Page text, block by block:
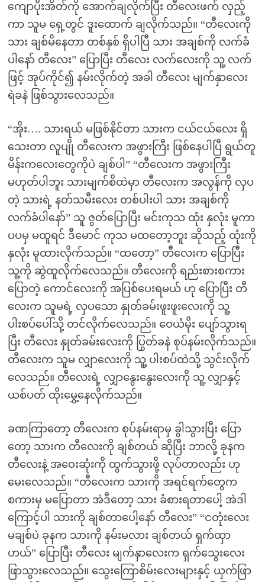
ကျောပိုးအိတ်ကို အောက်ချလိုက်ပြီး တီလေးဖက် လှည့်
ကာ သူမ ရှေ့တွင် ဒူးထောက် ချလိုက်သည်။ “တီလေးကို
သား ချစ်မိနေတာ တစ်နှစ် ရှိပါပြီ သား အချစ်ကို လက်ခံ
ပါနော် တီလေး” ပြောပြီး တီလေး လက်လေးကို သူ့ လက်
ဖြင့် အုပ်ကိုင်၍ နမ်းလိုက်တဲ့ အခါ တီလေး မျက်နှာလေး
ရဲခနဲ ဖြစ်သွားလေသည်။
“အိုး…. သားရယ် မဖြစ်နိုင်တာ သားက ငယ်ငယ်လေး ရှိ
သေးတာ လူပျို တီလေးက အဖွားကြီး ဖြစ်နေပါပြီ ရွယ်တူ
မိန်းကလေးတွေကိုပဲ ချစ်ပါ” “တီလေးက အဖွားကြီး
မဟုတ်ပါဘူး သားမျက်စိထဲမှာ တီလေးက အလွန်ကို လှပ
တဲ့ သားရဲ့ နတ်သမီးလေး တစ်ပါးပါ သား အချစ်ကို
လက်ခံပါနော်” သူ ဇွတ်ပြောပြီး မင်းကုသ ထုံး နှလုံး မူကာ
ပပမှ မထူရင် ဒီမောင် ကုသ မထတော့ဘူး ဆိုသည့် ထုံးကို
နှလုံး မူထားလိုက်သည်။ “ထတော့” တီလေးက ပြောပြီး
သူ့ကို ဆွဲထူလိုက်လေသည်။ တီလေးကို ရည်းစားစကား
ပြောတဲ့ ကောင်လေးကို အပြစ်ပေးရမယ် ဟု ပြောပြီး တီ
လေးက သူမရဲ့ လှပသော နှုတ်ခမ်းဖူးဖူးလေးကို သူ့
ပါးစပ်ပေါ်သို့ တင်လိုက်လေသည်။ ဝေယံမိုး ပျော်သွားရ
ပြီး တီလေး နှုတ်ခမ်းလေးကို ပြွတ်ခနဲ စုပ်နမ်းလိုက်သည်။
တီလေးက သူမ လျှာလေးကို သူ့ ပါးစပ်ထဲသို့ သွင်းလိုက်
လေသည်။ တီလေးရဲ့ လျှာနွေးနွေးလေးကို သူ့ လျှာနှင့်
ယစ်ပတ် ထိုးမွှေ့နေလိုက်သည်။
ခဏကြာတော့ တီလေးက စုပ်နမ်းရာမှ ခွါသွားပြီး ပြော
တော့ သားက တီလေးကို ချစ်တယ် ဆိုပြီး ဘာလို့ ခုနက
တီလေးနဲ့ အဝေးဆုံးကို ထွက်သွားဖို့ လုပ်တာလည်း ဟု
မေးလေသည်။ “တီလေးက သားကို အရင်ရက်တွေက
စကားမှ မပြောတာ အဲဒီတော့ သား ခံစားရတာပေါ့ အဲဒါ
ကြောင့်ပါ သားကို ချစ်တာပေါ့နော် တီလေး” “ငတုံးလေး
မချစ်ပဲ ခုနက သားကို နမ်းမလား ချစ်တယ် ရှက်ထှာ
ဟယ်” ပြောပြီး တီလေး မျက်နှာလေးက ရှက်သွေးလေး
ဖြာသွားလေသည်။ သွေးကြောစိမ်းလေးများနှင့် ယှက်ဖြာ